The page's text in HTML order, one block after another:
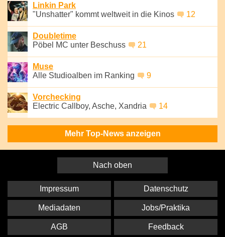
Linkin Park
"Unshatter" kommt weltweit in die Kinos
12
Doubletime
Pöbel MC unter Beschuss
21
Muse
Alle Studioalben im Ranking
9
Vorchecking
Electric Callboy, Asche, Xandria
14
Mehr Top-News anzeigen
Nach oben
Impressum Datenschutz
Mediadaten Jobs/Praktika
AGB Feedback